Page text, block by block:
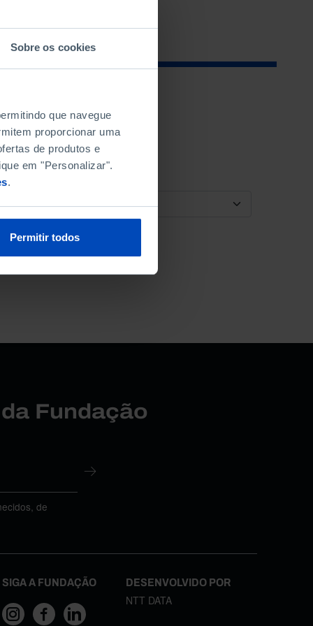
Sobre os cookies
que navegue
proporcionar uma
de produtos e
em "Personalizar".
.
Permitir todos
ORDENAR POR
Fundação
de
SIGA A FUNDAÇÃO DESENVOLVIDO POR
NTT DATA